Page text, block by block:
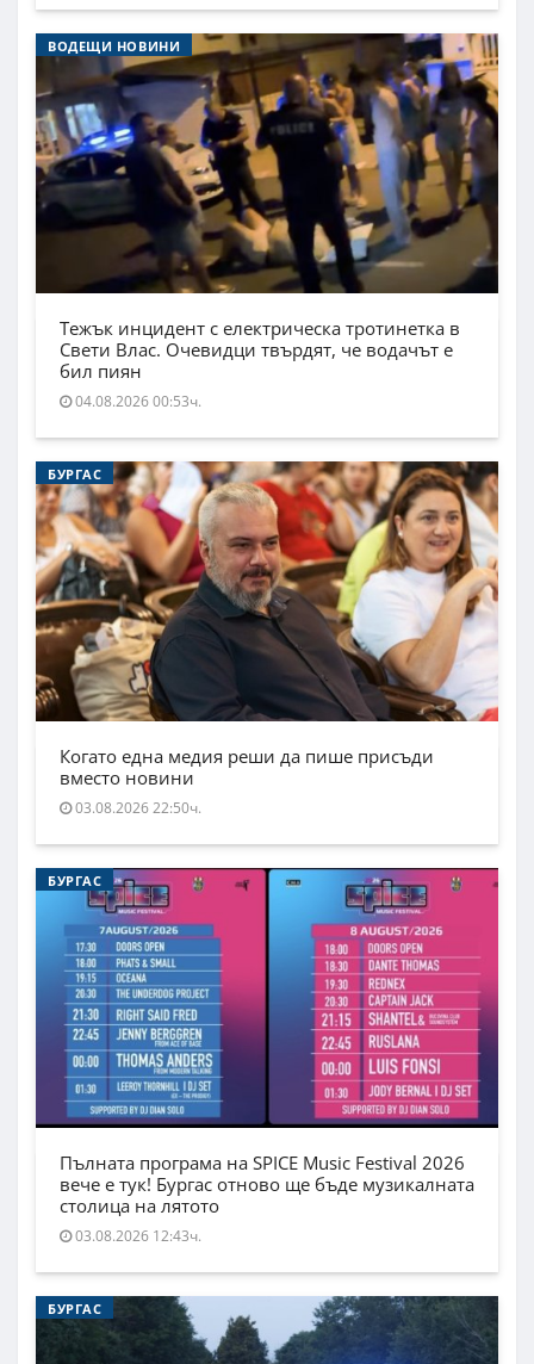
ВОДЕЩИ НОВИНИ
Тежък инцидент с електрическа тротинетка в
Свети Влас. Очевидци твърдят, че водачът е
бил пиян
04.08.2026 00:53ч.
БУРГАС
Когато една медия реши да пише присъди
вместо новини
03.08.2026 22:50ч.
БУРГАС
Пълната програма на SPICE Music Festival 2026
вече е тук! Бургас отново ще бъде музикалната
столица на лятото
03.08.2026 12:43ч.
БУРГАС